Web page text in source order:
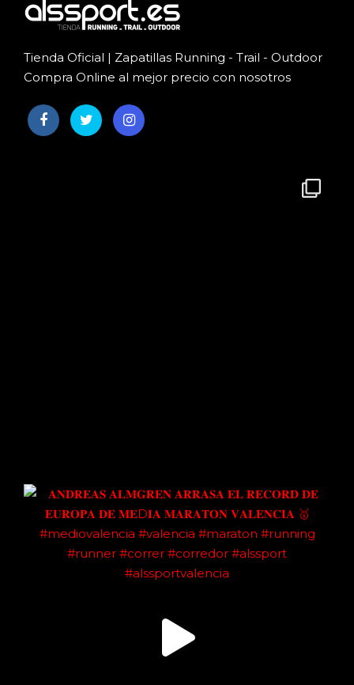
Tienda Oficial | Zapatillas Running - Trail - Outdoor
Compra Online al mejor precio con nosotros